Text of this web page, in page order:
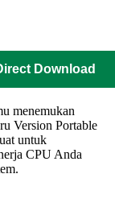
Download
menemukan
Version Portable
untuk
CPU Anda